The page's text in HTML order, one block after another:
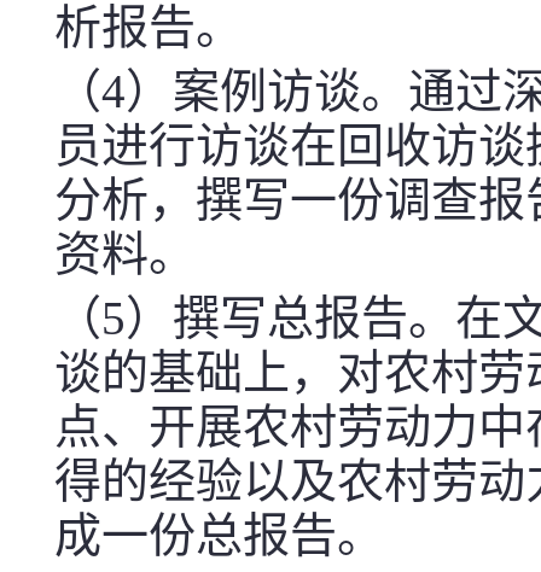
析报告。
（4）案例访谈。通过
员进行访谈在回收访
分析，撰写一份调查
资料。
（5）撰写总报告。在
谈的基础上，对农村
点、开展农村劳动力
得的经验以及农村劳
成一份总报告。